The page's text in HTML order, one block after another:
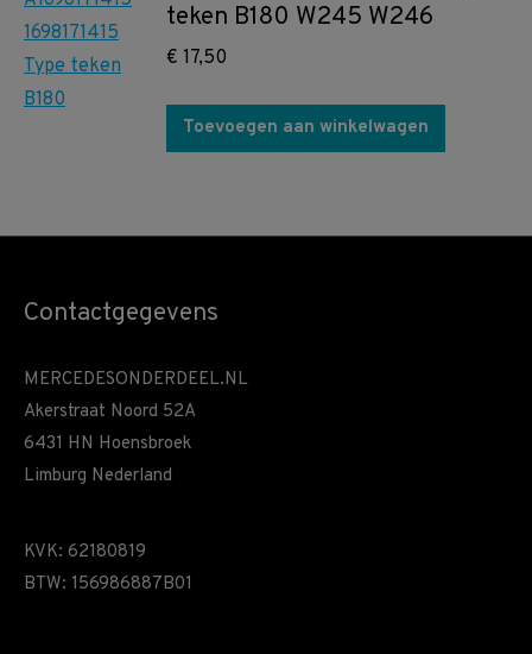
teken B180 W245 W246
€ 17,50
Toevoegen aan winkelwagen
Contactgegevens
MERCEDESONDERDEEL.NL
Akerstraat Noord 52A
6431 HN Hoensbroek
Limburg Nederland
KVK: 62180819
BTW: 156986887B01